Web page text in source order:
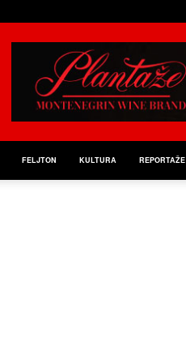
FELJTON KULTURA REPORTAŽE